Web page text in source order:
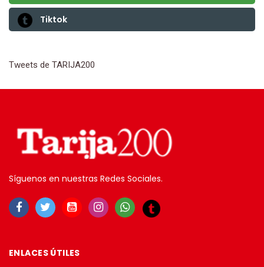
Tiktok
Tweets de TARIJA200
Síguenos en nuestras Redes Sociales.
ENLACES ÚTILES